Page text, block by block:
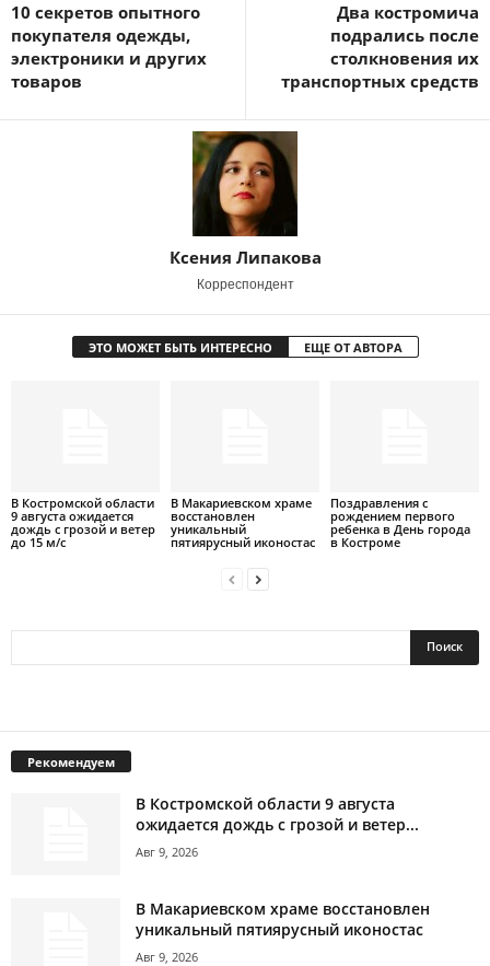
10 секретов опытного
покупателя одежды,
электроники и других
товаров
Два костромича
подрались после
столкновения их
транспортных средств
Ксения Липакова
Корреспондент
ЭТО МОЖЕТ БЫТЬ ИНТЕРЕСНО ЕЩЕ ОТ АВТОРА
В Костромской области
9 августа ожидается
дождь с грозой и ветер
до 15 м/с
В Макариевском храме
восстановлен
уникальный
пятиярусный иконостас
Поздравления с
рождением первого
ребенка в День города
в Костроме
Рекомендуем
В Костромской области 9 августа
ожидается дождь с грозой и ветер...
Авг 9, 2026
В Макариевском храме восстановлен
уникальный пятиярусный иконостас
Авг 9, 2026